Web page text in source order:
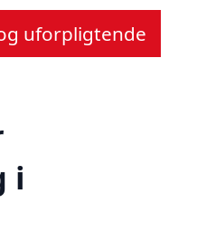
uforpligtende
i